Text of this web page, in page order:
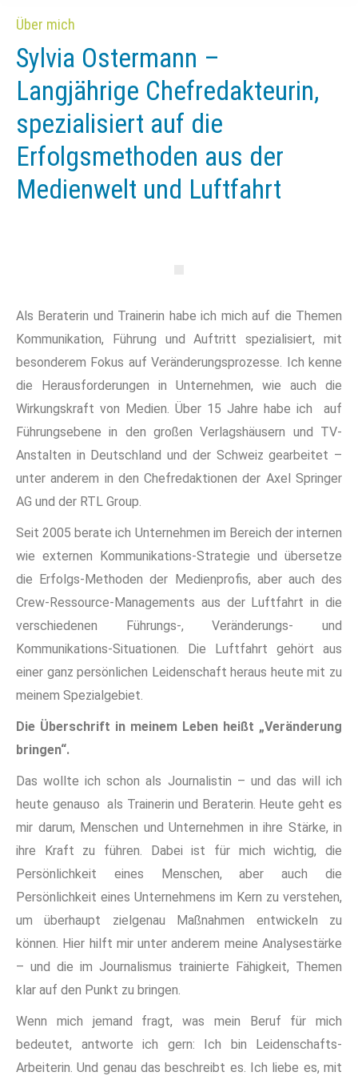
Über mich
Sylvia Ostermann –
Langjährige Chefredakteurin,
spezialisiert auf die
Erfolgsmethoden aus der
Medienwelt und Luftfahrt
Als Beraterin und Trainerin habe ich mich auf die Themen
Kommunikation, Führung und Auftritt spezialisiert, mit
besonderem Fokus auf Veränderungsprozesse. Ich kenne
die Herausforderungen in Unternehmen, wie auch die
Wirkungskraft von Medien. Über 15 Jahre habe ich auf
Führungsebene in den großen Verlagshäusern und TV-
Anstalten in Deutschland und der Schweiz gearbeitet –
unter anderem in den Chefredaktionen der Axel Springer
AG und der RTL Group.
Seit 2005 berate ich Unternehmen im Bereich der internen
wie externen Kommunikations-Strategie und übersetze
die Erfolgs-Methoden der Medienprofis, aber auch des
Crew-Ressource-Managements aus der Luftfahrt in die
verschiedenen Führungs-, Veränderungs- und
Kommunikations-Situationen. Die Luftfahrt gehört aus
einer ganz persönlichen Leidenschaft heraus heute mit zu
meinem Spezialgebiet.
Die Überschrift in meinem Leben heißt „Veränderung
bringen“.
Das wollte ich schon als Journalistin – und das will ich
heute genauso als Trainerin und Beraterin. Heute geht es
mir darum, Menschen und Unternehmen in ihre Stärke, in
ihre Kraft zu führen. Dabei ist für mich wichtig, die
Persönlichkeit eines Menschen, aber auch die
Persönlichkeit eines Unternehmens im Kern zu verstehen,
um überhaupt zielgenau Maßnahmen entwickeln zu
können. Hier hilft mir unter anderem meine Analysestärke
– und die im Journalismus trainierte Fähigkeit, Themen
klar auf den Punkt zu bringen.
Wenn mich jemand fragt, was mein Beruf für mich
bedeutet, antworte ich gern: Ich bin Leidenschafts-
Arbeiterin. Und genau das beschreibt es. Ich liebe es, mit